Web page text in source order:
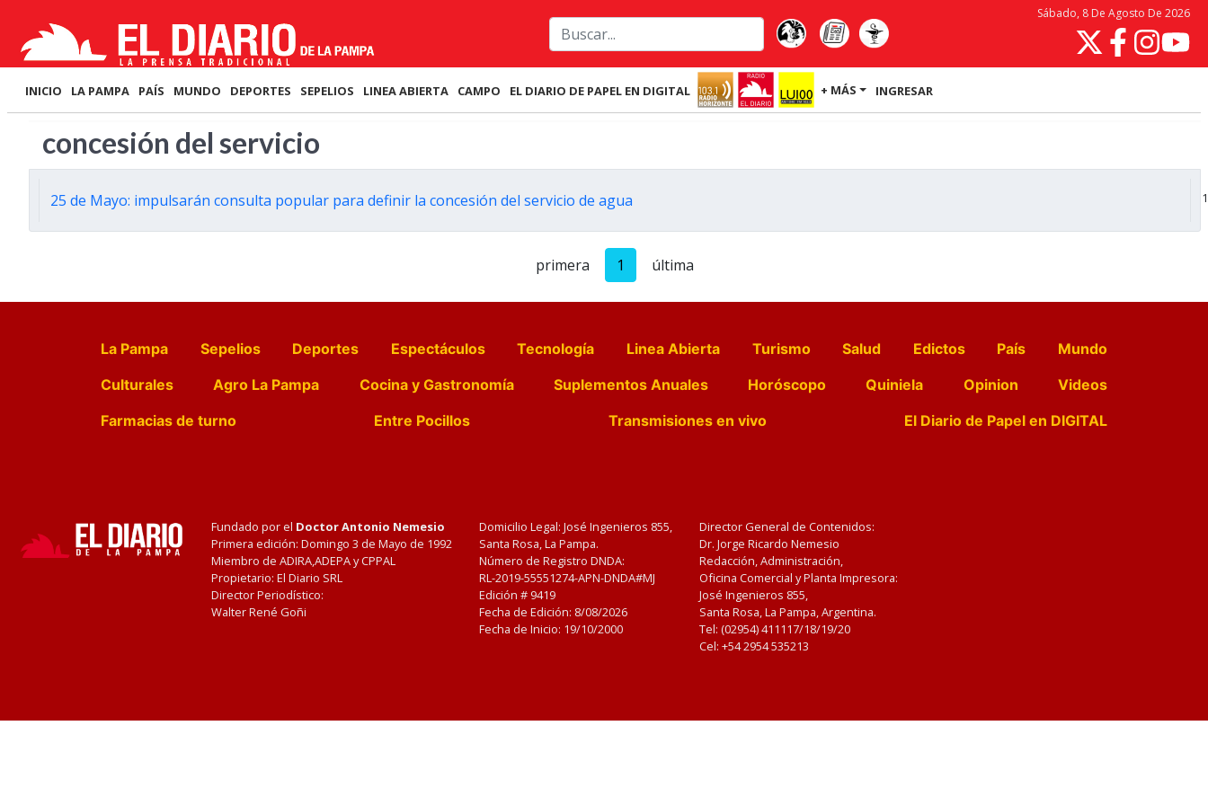
Sábado, 8 De Agosto De 2026
INICIO LA PAMPA PAÍS MUNDO DEPORTES SEPELIOS LINEA ABIERTA CAMPO EL DIARIO DE PAPEL EN DIGITAL + MÁS INGRESAR
concesión del servicio
25 de Mayo: impulsarán consulta popular para definir la concesión del servicio de agua
primera 1 última
La Pampa Sepelios Deportes Espectáculos Tecnología Linea Abierta Turismo Salud Edictos País
Mundo
Culturales
Agro La Pampa Cocina y Gastronomía Suplementos Anuales Horóscopo Quiniela Opinion
Videos
Farmacias de turno
Entre Pocillos Transmisiones en vivo El Diario de Papel en DIGITAL
Fundado por el Doctor Antonio Nemesio
Primera edición: Domingo 3 de Mayo de 1992
Miembro de ADIRA,ADEPA y CPPAL
Propietario: El Diario SRL
Director Periodístico:
Walter René Goñi
Domicilio Legal: José Ingenieros 855,
Santa Rosa, La Pampa.
Número de Registro DNDA:
RL-2019-55551274-APN-DNDA#MJ
Edición # 9419
Fecha de Edición: 8/08/2026
Fecha de Inicio: 19/10/2000
Director General de Contenidos:
Dr. Jorge Ricardo Nemesio
Redacción, Administración,
Oficina Comercial y Planta Impresora:
José Ingenieros 855,
Santa Rosa, La Pampa, Argentina.
Tel: (02954) 411117/18/19/20
Cel: +54 2954 535213